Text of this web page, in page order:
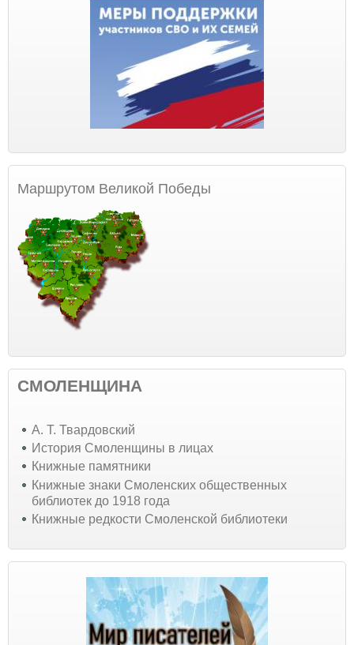
Маршрутом Великой Победы
СМОЛЕНЩИНА
А. Т. Твардовский
История Смоленщины в лицах
Книжные памятники
Книжные знаки Смоленских общественных
библиотек до 1918 года
Книжные редкости Смоленской библиотеки